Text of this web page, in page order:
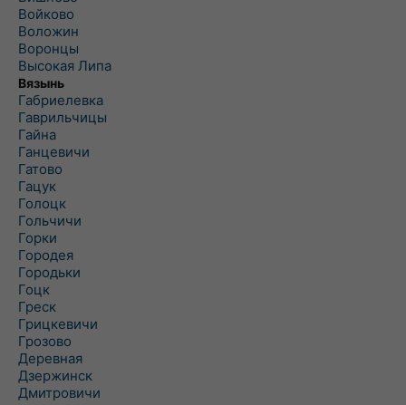
Войково
Воложин
Воронцы
Высокая Липа
Вязынь
Габриелевка
Гаврильчицы
Гайна
Ганцевичи
Гатово
Гацук
Голоцк
Гольчичи
Горки
Городея
Городьки
Гоцк
Греск
Грицкевичи
Грозово
Деревная
Дзержинск
Дмитровичи